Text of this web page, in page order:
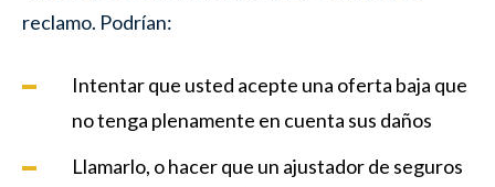
reclamo. Podrían:
Intentar que usted acepte una oferta baja que
no tenga plenamente en cuenta sus daños
Llamarlo, o hacer que un ajustador de seguros